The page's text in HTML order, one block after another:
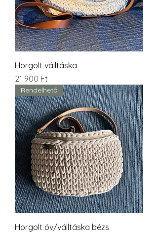
Horgolt válltáska
Ár
21 900 Ft
Rendelhető
Horgolt öv/válltáska bézs